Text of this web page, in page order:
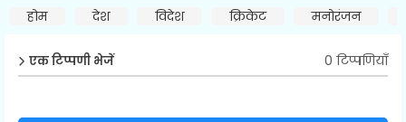
होम देश विदेश क्रिकेट मनोरंजन
एक टिप्पणी भेजें 0 टिप्पणियाँ